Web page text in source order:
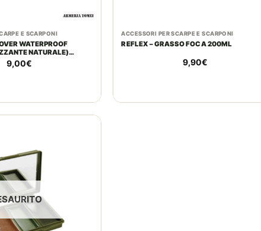
E SCARPONI
WATERPROOF
NATURALE)
9,00€
ACCESSORI PER SCARPE E SCARPONI
REFLEX – GRASSO FOCA 200ML
9,90€